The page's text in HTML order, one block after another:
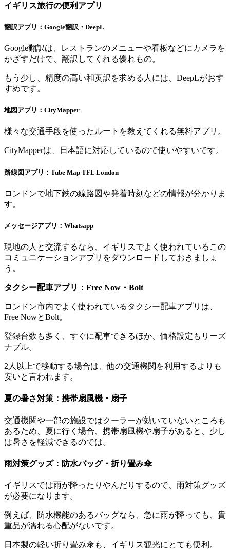
イギリス旅行の便利アプリ
翻訳アプリ： Google翻訳・DeepL
Google翻訳は、レストランのメニューや看板などにカメラを
かざすだけで、翻訳してくれる優れもの。
もう少し、精度の高い和英訳を求める人には、DeepLがおす
すめです。
地図アプリ： CityMapper
様々な交通手段を使ったルートを教えてくれる無料アプリ。
CityMapperは、日本語に対応しているので使いやすいです。
路線図アプリ：Tube Map TFL London
ロンドンで地下鉄の線路図や発着時刻などの情報が分かりま
す。
メッセージアプリ： Whatsapp
現地の人と交流するなら、イギリスでよく使われているこの
コミュニケーションアプリをダウンロードしておきましょ
う。
タクシー配車アプリ：Free Now・Bolt
ロンドン市内でよく使われているタクシー配車アプリは、
Free NowとBolt。
登録台数も多く、すぐに配車できるほか、価格設定もリーズ
ナブル。
2人以上で移動する場合は、他の交通機関を利用するよりも
安いと言われます。
夏の暑さ対策：携帯扇風機・扇子
交通機関や一部の施設ではクーラーが効いていないところも
あるため、夏に行く場合、携帯扇風機や扇子があると、少し
は暑さを軽減できるのでは。
雨対策グッズ：防水バッグ・折り畳み傘
イギリスでは雨が降ったりやんだりするので、雨対策グッズ
が必要になります。
例えば、防水機能のあるバッグなら、急に雨が降っても、貴
重品が濡れる心配がないです。
日本製の軽い折り畳み傘も、イギリス観光にとても便利。